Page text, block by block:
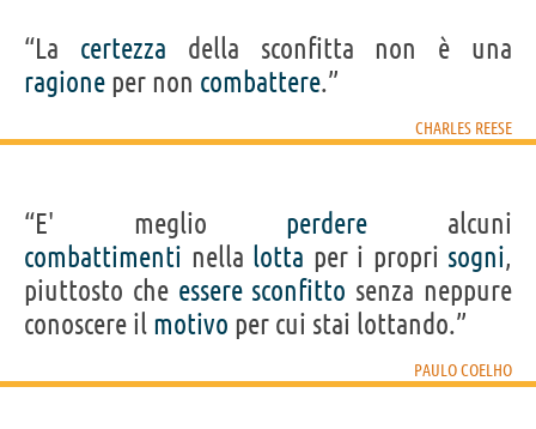
“La certezza della sconfitta non è una
ragione per non combattere.”
CHARLES REESE
“E' meglio perdere alcuni
combattimenti nella lotta per i propri sogni,
piuttosto che essere sconfitto senza neppure
conoscere il motivo per cui stai lottando.”
PAULO COELHO